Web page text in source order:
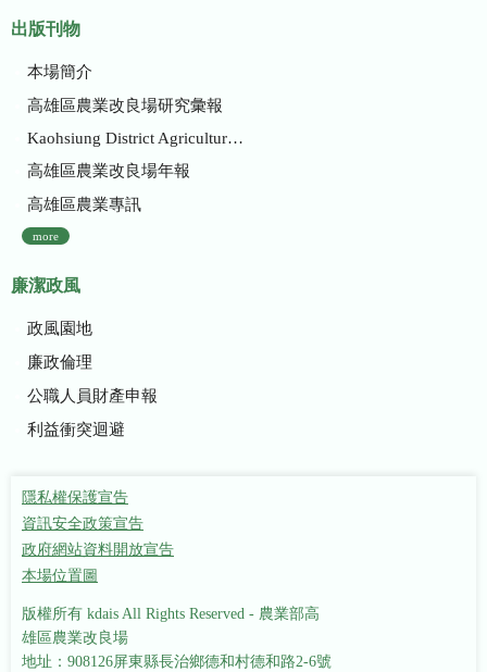
出版刊物
本場簡介
高雄區農業改良場研究彙報
Kaohsiung District Agricultural Research and Extension Station
高雄區農業改良場年報
高雄區農業專訊
more
廉潔政風
政風園地
廉政倫理
公職人員財產申報
利益衝突迴避
隱私權保護宣告
資訊安全政策宣告
政府網站資料開放宣告
本場位置圖
版權所有 kdais All Rights Reserved - 農業部高
雄區農業改良場
地址：908126屏東縣長治鄉德和村德和路2-6號